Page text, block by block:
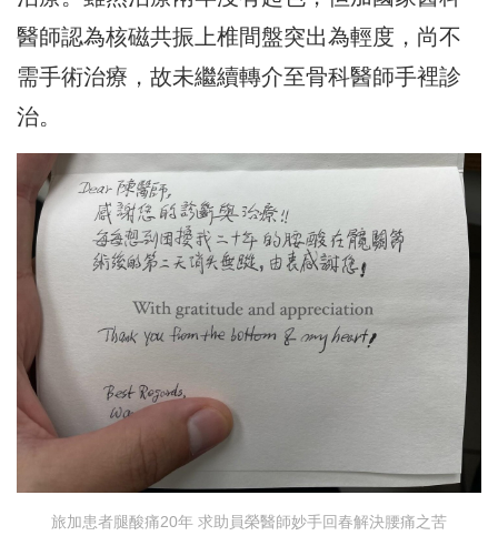
醫師認為核磁共振上椎間盤突出為輕度，尚不
需手術治療，故未繼續轉介至骨科醫師手裡診
治。
旅加患者腿酸痛20年 求助員榮醫師妙手回春解決腰痛之苦